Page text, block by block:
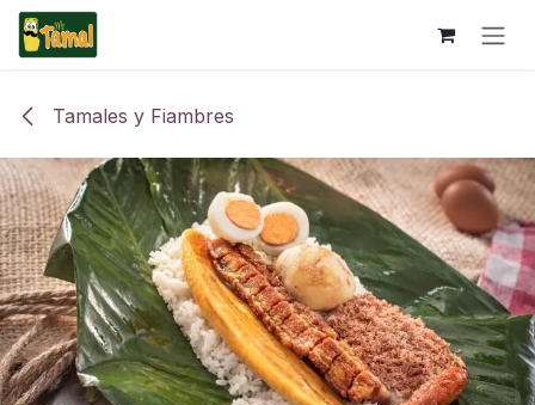
Ir al contenido
Tamales y Fiambres